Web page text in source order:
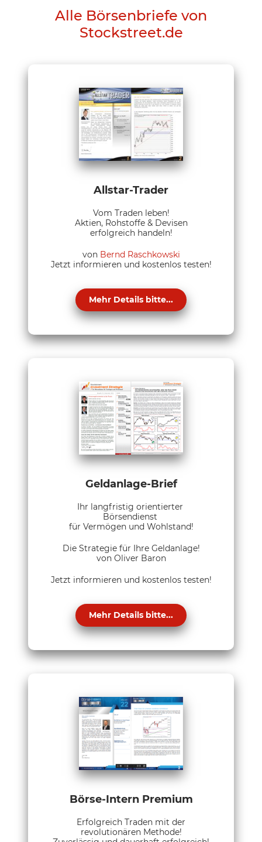
Alle Börsenbriefe von
Stockstreet.de
Allstar-Trader
Vom Traden leben!
Aktien, Rohstoffe & Devisen
erfolgreich handeln!
von Bernd Raschkowski
Jetzt informieren und kostenlos testen!
Mehr Details bitte...
Geldanlage-Brief
Ihr langfristig orientierter
Börsendienst
für Vermögen und Wohlstand!
Die Strategie für Ihre Geldanlage!
von Oliver Baron
Jetzt informieren und kostenlos testen!
Mehr Details bitte...
Börse-Intern Premium
Erfolgreich Traden mit der
revolutionären Methode!